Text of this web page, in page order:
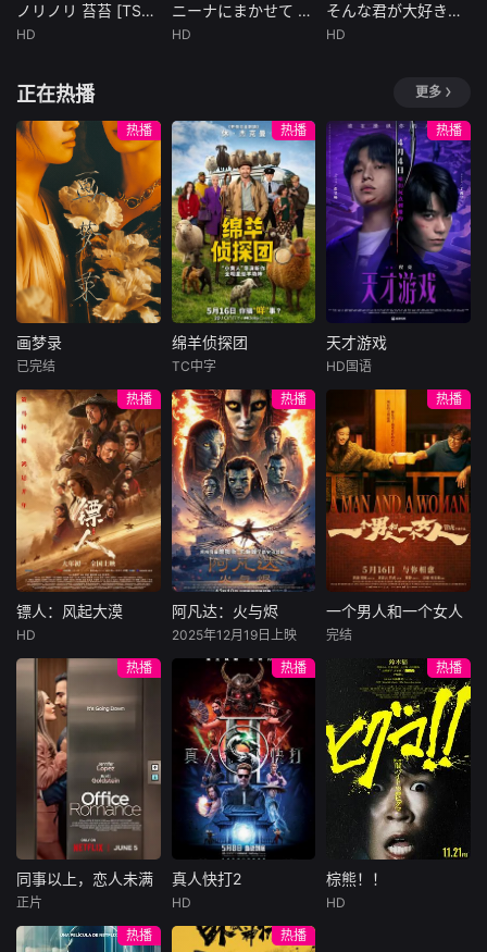
ノリノリ 苔苔 [TSDS-43066]
発売日： 2026/0
2/20製作年： --
--収録時間： -
ノリノリ 苔苔 [TSDS-43066]
HD
ニーナにまかせて 清水にな [TSDS-43064]
--収録時間： -
ニーナにまかせて 清水にな [TSDS-43064]
HD
そんな君が大好きだよ ちゅっ！ 我妻ゆりか [TSDS-47003]
発売日： 2022/0
7/22製作年： --
--収録時間： 1
そんな君が大好きだよ ちゅっ！ 我妻ゆりか [TSDS-47003]
HD
正在热播 更多
热播
画梦录
林柏叡
民国的上海滩，身
怀绝技的孤女画师
许雁真，意外与身
陷危局的融汇银行
总账姜心羽产生交
集。姜心羽遭人陷
害，只得与许雁真
结盟，彼时银行欲
将国宝名画低价卖
给外国人，许雁真
仿造名画、偷天换
日。几经波折，两
人联手在各方势力
的夹缝间巧妙周
旋，共历险阻，破
解重重困境。
画梦录
已完结
热播
绵羊侦探团
尼可拉斯·博朗
尼古拉斯·加利齐纳
牧羊人乔治
（休·杰克曼饰）最
爱给羊群读侦探小
说，没想到自己有
一天会离奇死亡。
他留下的3000万
巨额遗产，让每个
人貌似都有犯罪动
机。警察毫无头绪
“不务正业”迈出牧
场，追查牧羊人“躺
平
绵羊侦探团
TC中字
热播
天才游戏
李蔓瑄
穷途末路的天才少
年刘全龙（彭昱畅
饰），被偏执富家
公子陈伦（丁禹兮
饰）选中，被迫踏
入一场为他量身打
造的“换命游戏”。
豪华别墅、名车名
表、神秘女友全部
备齐，在陈伦的精
瞬间拥有顶配人
生。
天才游戏
HD国语
热播
镖人：风起大漠
于适
大漠之上，镖人、
官府、西域五大家
族等多方势力盘根
错节、暗潮涌动。
“天字第二号逃犯”
刀马接下特殊押镖
任务，和同伴一起
从西域护镖远赴长
安。不料，他们的
护送对象竟是“天字
郎……天下熙熙皆
镖人：风起大漠
HD
热播
阿凡达：火与烬
佐伊·索尔达娜
西格妮·韦弗
影片聚焦杰克·萨利
与奈蒂莉一家的命
运起伏，在前作的
情感余波之上，深
刻描绘一个家族在
战火中如何成长、
并共同守护血脉相
连的情感纽带的历
程，从而将故事推
维度。此外，潘多
阿凡达：火与烬
2025年12月19日上映
热播
一个男人和一个女人
周汉宁
男人（黄渤
饰）和女人（倪妮
饰）飞机同时落
地，入住同一家酒
店，成为一墙之隔
的邻居。不够隔音
的房间暴露了男人
和女人因生活暂停
陷入的困境，健
康、家庭、婚姻、
一个男人和一个女人
完结
热播
同事以上，恋人未满
布雷特·戈德斯坦
同事以上，恋人未满
正片
热播
真人快打2
阿德莱恩·鲁道夫
真人快打2
HD
热播
棕熊！！
棕熊！！
HD
热播
热播